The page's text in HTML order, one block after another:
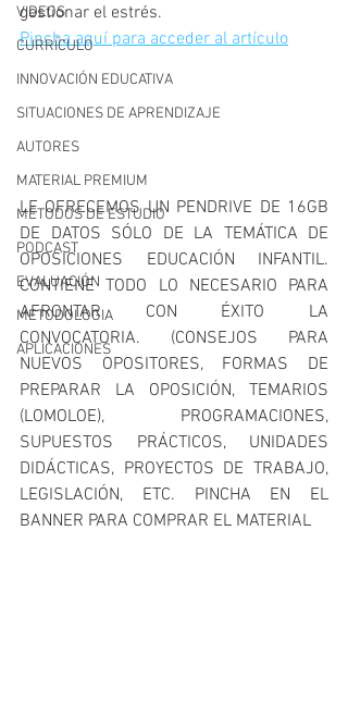
VIDEOS
CURRÍCULO
INNOVACIÓN EDUCATIVA
SITUACIONES DE APRENDIZAJE
AUTORES
MATERIAL PREMIUM
MÉTODOS DE ESTUDIO
PODCAST
EVALUACIÓN
METODOLOGIA
APLICACIONES
gestionar el estrés.
Pincha aquí para acceder al artículo
LE OFRECEMOS UN PENDRIVE DE 16GB
DE DATOS SÓLO DE LA TEMÁTICA DE
OPOSICIONES EDUCACIÓN INFANTIL.
CONTIENE TODO LO NECESARIO PARA
AFRONTAR CON ÉXITO LA
CONVOCATORIA. (CONSEJOS PARA
NUEVOS OPOSITORES, FORMAS DE
PREPARAR LA OPOSICIÓN, TEMARIOS
(LOMOLOE), PROGRAMACIONES,
SUPUESTOS PRÁCTICOS, UNIDADES
DIDÁCTICAS, PROYECTOS DE TRABAJO,
LEGISLACIÓN, ETC. PINCHA EN EL
BANNER PARA COMPRAR EL MATERIAL